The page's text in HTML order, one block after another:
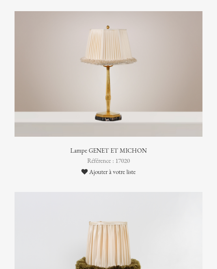
Lampe GENET ET MICHON
Référence : 17020
Ajouter à votre liste